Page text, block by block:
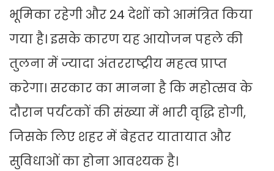
भूमिका रहेगी और 24 देशों को आमंत्रित किया
गया है। इसके कारण यह आयोजन पहले की
तुलना में ज्यादा अंतरराष्ट्रीय महत्व प्राप्त
करेगा। सरकार का मानना है कि महोत्सव के
दौरान पर्यटकों की संख्या में भारी वृद्धि होगी,
जिसके लिए शहर में बेहतर यातायात और
सुविधाओं का होना आवश्यक है।